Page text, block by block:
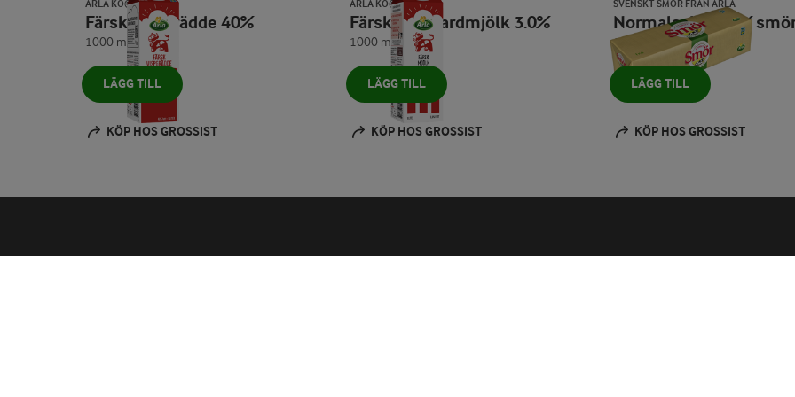
ARLA KO®
Färsk vispgrädde 40%
1000 ml
LÄGG TILL
KÖP HOS GROSSIST
ARLA KO®
Färsk standardmjölk 3.0%
1000 ml
LÄGG TILL
KÖP HOS GROSSIST
SVENSKT SMÖR FRÅN ARLA
Normalsaltat 82%
1000 g
LÄGG TILL
KÖP HOS GROSSIST